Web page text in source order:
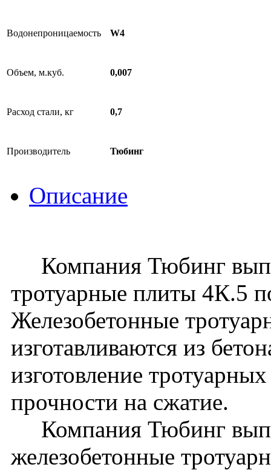
Водонепроницаемость W4
Объем, м.куб. 0,007
Расход стали, кг 0,7
Производитель Тюбинг
Описание
Компания Тюбинг
тротуарные плиты 4К.5
Железобетонные
изготавливаются из
изготовление
прочности на сжатие.
Компания Тюбинг
железобетонные